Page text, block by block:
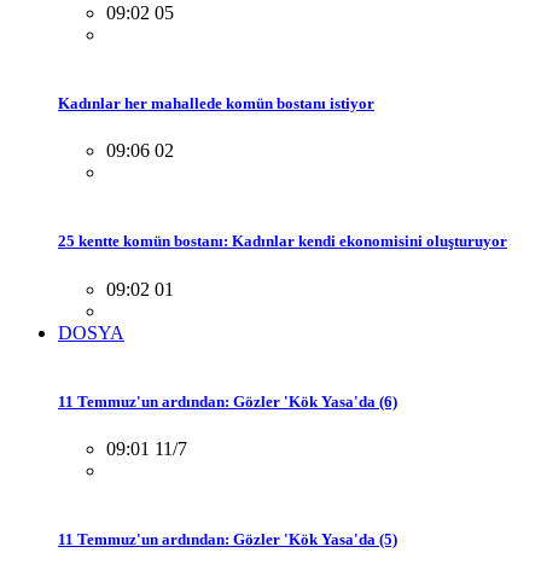
09:02 05
Kadınlar her mahallede komün bostanı istiyor
09:06 02
25 kentte komün bostanı: Kadınlar kendi ekonomisini oluşturuyor
09:02 01
DOSYA
11 Temmuz'un ardından: Gözler 'Kök Yasa'da (6)
09:01 11/7
11 Temmuz'un ardından: Gözler 'Kök Yasa'da (5)